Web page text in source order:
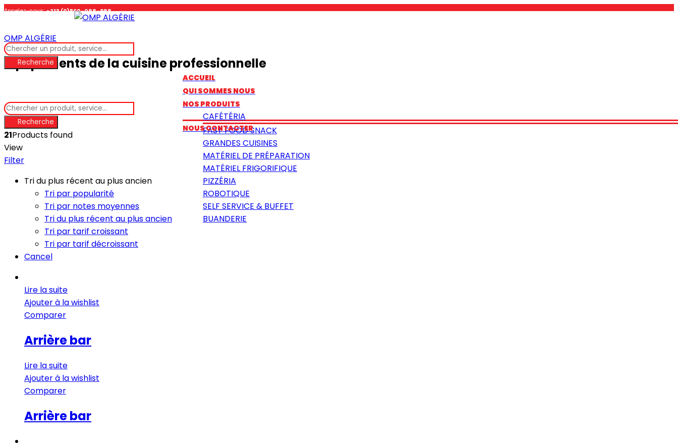
Appelez-nous:+213 (0)560-088-988
Suivez-nous :
OMP ALGÉRIE
Équipements de la cuisine professionnelle
Recherche
ACCUEIL
QUI SOMMES NOUS
NOS PRODUITS
CAFÉTÉRIA
FAST FOOD SNACK
GRANDES CUISINES
MATÉRIEL DE PRÉPARATION
MATÉRIEL FRIGORIFIQUE
PIZZÉRIA
ROBOTIQUE
SELF SERVICE & BUFFET
BUANDERIE
NOUS CONTACTER
Recherche
21Products found
View
Filter
Tri du plus récent au plus ancien
Tri par popularité
Tri par notes moyennes
Tri du plus récent au plus ancien
Tri par tarif croissant
Tri par tarif décroissant
Cancel
Lire la suite
Ajouter à la wishlist
Comparer
Arrière bar
Lire la suite
Ajouter à la wishlist
Comparer
Arrière bar